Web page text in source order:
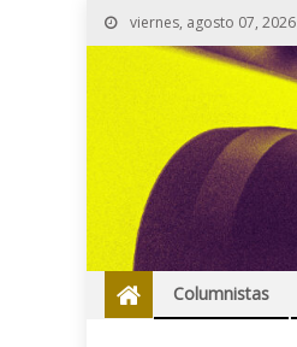
viernes, agosto 07, 2026
Columnistas